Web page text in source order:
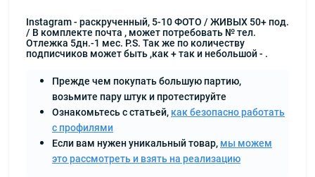
Instagram - раскрученный, 5-10 ФОТО / ЖИВЫХ 50+ под.
/ В комплекте почта , может потребовать № тел.
Отлежка 5дн.-1 мес. P.S. Так же по количеству
подписчиков может быть ,как + так и небольшой - .
Прежде чем покупать большую партию,
возьмите пару штук и протестируйте
Ознакомьтесь с статьей, как безопасно работать
с профилями
Если вам нужен уникальный товар, мы можем
это рассмотреть и взять на реализацию